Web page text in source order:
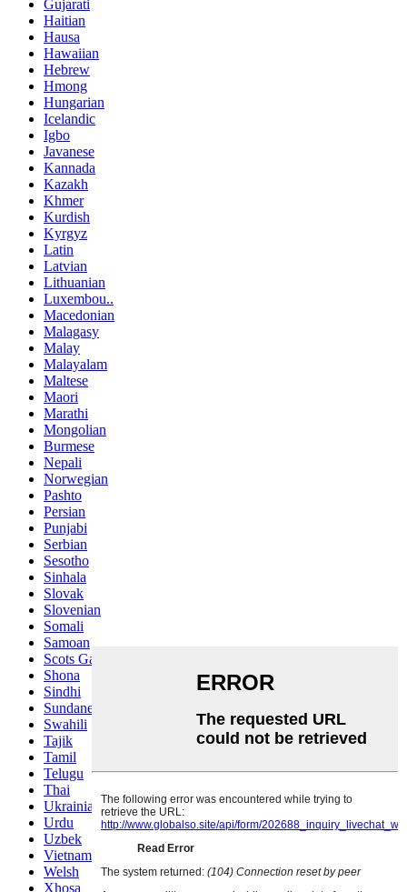
Gujarati
Haitian
Hausa
Hawaiian
Hebrew
Hmong
Hungarian
Icelandic
Igbo
Javanese
Kannada
Kazakh
Khmer
Kurdish
Kyrgyz
Latin
Latvian
Lithuanian
Luxembou..
Macedonian
Malagasy
Malay
Malayalam
Maltese
Maori
Marathi
Mongolian
Burmese
Nepali
Norwegian
Pashto
Persian
Punjabi
Serbian
Sesotho
Sinhala
Slovak
Slovenian
Somali
Samoan
Scots Gaelic
Shona
Sindhi
Sundanese
Swahili
Tajik
Tamil
Telugu
Thai
Ukrainian
Urdu
Uzbek
Vietnamese
Welsh
Xhosa